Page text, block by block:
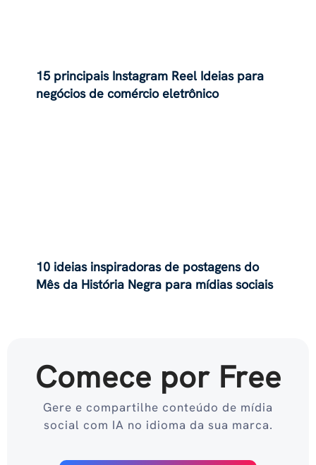
15 principais Instagram Reel Ideias para
negócios de comércio eletrônico
10 ideias inspiradoras de postagens do
Mês da História Negra para mídias sociais
Comece por Free
Gere e compartilhe conteúdo de mídia
social com IA no idioma da sua marca.